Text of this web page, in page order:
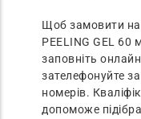
Щоб замовити на
PEELING GEL 60
заповніть
зателефонуйте
номерів.
допоможе